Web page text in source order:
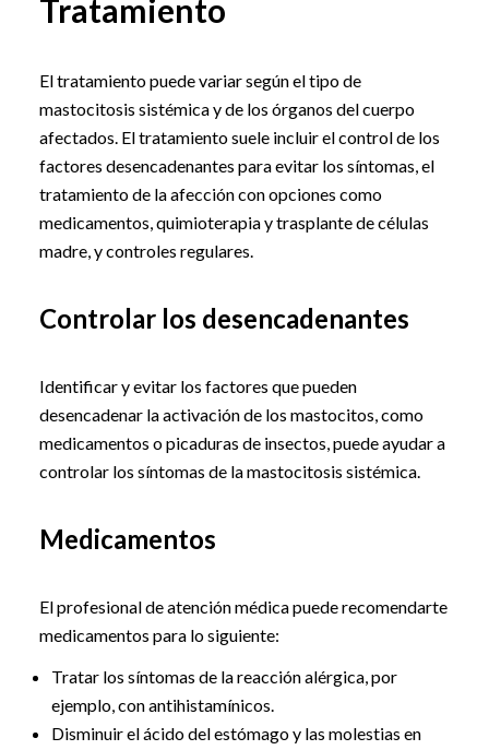
Tratamiento
El tratamiento puede variar según el tipo de
mastocitosis sistémica y de los órganos del cuerpo
afectados. El tratamiento suele incluir el control de los
factores desencadenantes para evitar los síntomas, el
tratamiento de la afección con opciones como
medicamentos, quimioterapia y trasplante de células
madre, y controles regulares.
Controlar los desencadenantes
Identificar y evitar los factores que pueden
desencadenar la activación de los mastocitos, como
medicamentos o picaduras de insectos, puede ayudar a
controlar los síntomas de la mastocitosis sistémica.
Medicamentos
El profesional de atención médica puede recomendarte
medicamentos para lo siguiente:
Tratar los síntomas de la reacción alérgica, por
ejemplo, con antihistamínicos.
Disminuir el ácido del estómago y las molestias en